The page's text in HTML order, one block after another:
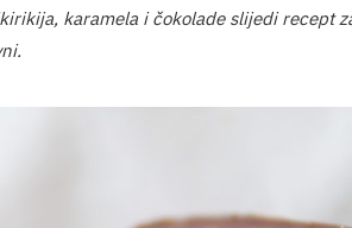
karamela i čokolade slijedi recept